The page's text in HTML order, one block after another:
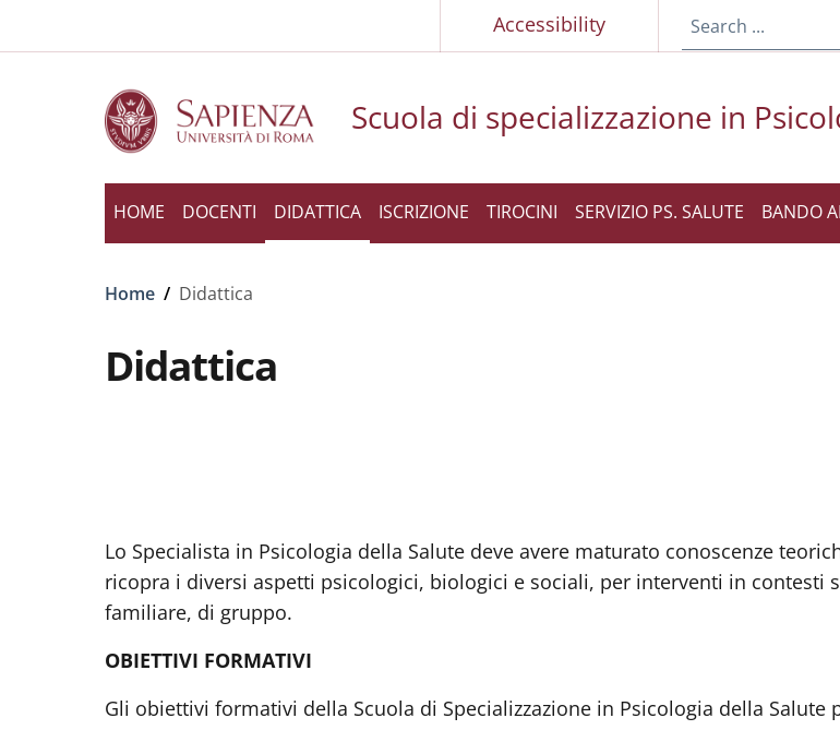
Slim topAccessibility
Scuola di specializzazione in
HOME DOCENTI DIDATTICA ISCRIZIONE TIROCINI SERVIZIO PS. SALUTE BANDO
Breadcrumb
Home / Didattica
Didattica
Lo Specialista in Psicologia della Salute deve avere maturato conoscenze
ricopra i diversi aspetti psicologici, biologici e sociali, per interventi in
familiare, di gruppo.
OBIETTIVI FORMATIVI
Gli obiettivi formativi della Scuola di Specializzazione in Psicologia della Salute